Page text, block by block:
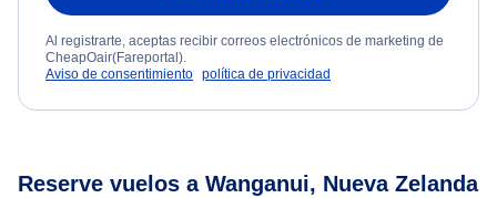
Al registrarte, aceptas recibir correos electrónicos de marketing de
CheapOair(Fareportal).
Aviso de consentimiento política de privacidad
Reserve vuelos a Wanganui, Nueva Zelanda